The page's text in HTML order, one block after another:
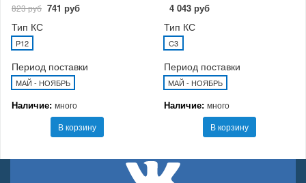
823 руб 741 руб
Тип КС
P12
Период поставки
МАЙ - НОЯБРЬ
Наличие: много
В корзину
4 043 руб
Тип КС
C3
Период поставки
МАЙ - НОЯБРЬ
Наличие: много
В корзину